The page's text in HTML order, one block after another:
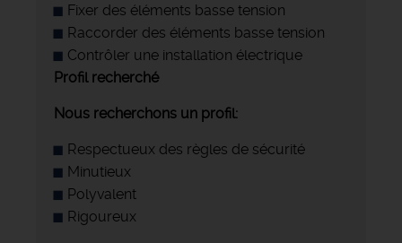
Fixer des éléments basse tension
Raccorder des éléments basse tension
Contrôler une installation électrique
Profil recherché
Nous recherchons un profil:
Respectueux des règles de sécurité
Minutieux
Polyvalent
Rigoureux